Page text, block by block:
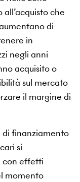
che
di
in
negli anni
acquisito o
sul mercato
il margine di
di finanziamento
si
con effetti
momento